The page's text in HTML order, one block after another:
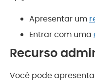
Apresentar um
Entrar com uma
Recurso
Você pode